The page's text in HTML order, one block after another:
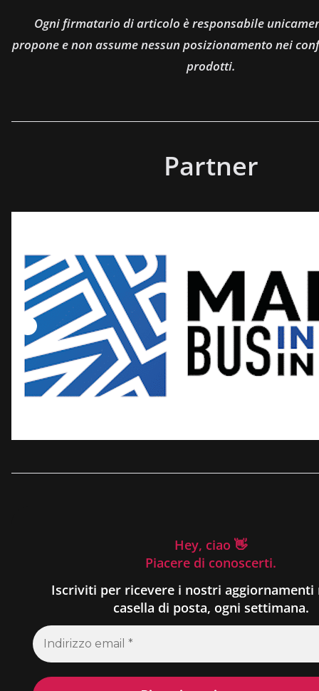
Ogni firmatario di articolo è responsabile
propone e non assume nessun posizionamento nei
prodotti.
Partner
Hey, ciao 👋
Piacere di conoscerti.
Iscriviti per ricevere i nostri aggiornamenti
casella di posta, ogni settimana.